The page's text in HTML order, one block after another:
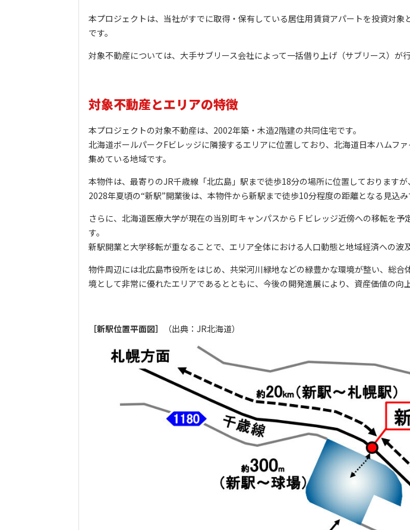
本プロジェクトは、当社がすでに取得・保有している居住用賃貸アパートを投資対
です。
対象不動産については、大手サブリース会社によって一括借り上げ（サブリース）が
対象不動産とエリアの特徴
本プロジェクトの対象不動産は、2002年築・木造2階建の共同住宅です。
北海道ボールパークFビレッジに隣接するエリアに位置しており、北海道日本ハムフ
集めている地域です。
本物件は、最寄りのJR千歳線「北広島」駅まで徒歩18分の場所に位置しております
2028年夏頃の“新駅”開業後は、本物件から新駅まで徒歩10分程度の距離となる見込
さらに、北海道医療大学が現在の当別町キャンパスから F ビレッジ近傍への移転を
す。
新駅開業と大学移転が重なることで、エリア全体における人口動態と地域経済への波
物件周辺には北広島市役所をはじめ、共栄河川緑地などの緑豊かな環境が整い、総
境として非常に優れたエリアであるとともに、今後の開発進展により、資産価値の向
［新駅位置平面図］ （出典：JR北海道）